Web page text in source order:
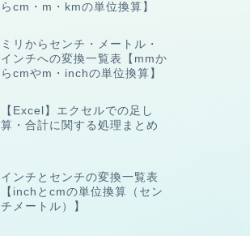
らcm・m・kmの単位換算】
ミリからセンチ・メートル・
インチへの変換一覧表【mmか
らcmやm・inchの単位換算】
【Excel】エクセルでの足し
算・合計に関する処理まとめ
インチとセンチの変換一覧表
【inchとcmの単位換算（セン
チメートル）】